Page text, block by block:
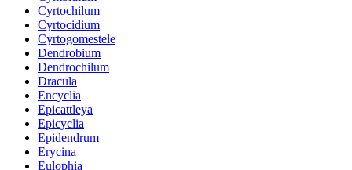
Cyrtochilum
Cyrtocidium
Cyrtogomestele
Dendrobium
Dendrochilum
Dracula
Encyclia
Epicattleya
Epicyclia
Epidendrum
Erycina
Eulophia